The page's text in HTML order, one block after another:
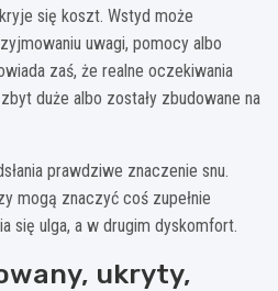
się koszt. Wstyd może
uwagi, pomocy albo
zaś, że realne oczekiwania
duże albo zostały zbudowane na
prawdziwe znaczenie snu.
mogą znaczyć coś zupełnie
się ulga, a w drugim dyskomfort.
ukryty,